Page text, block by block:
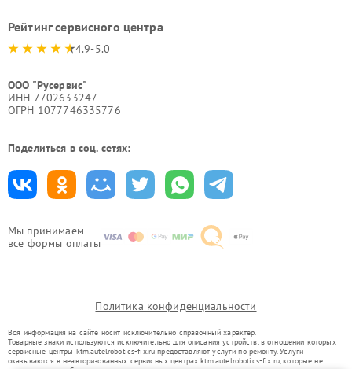
Мы принимаем
все формы оплаты
Рейтинг сервисного центра
4.9-5.0
ООО "Русервис"
ИНН 7702633247
ОГРН 1077746335776
Поделиться в соц. сетях:
Политика конфиденциальности
Вся информация на сайте носит исключительно справочный характер.
Товарные знаки используются исключительно для описания устройств, в отношении которых
сервисные центры ktm.autelrobotics-fix.ru предоставляют услуги по ремонту. Услуги
оказываются в неавторизованных сервисных центрах ktm.autelrobotics-fix.ru, которые не